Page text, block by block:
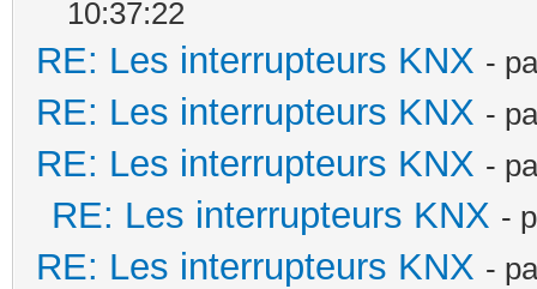
10:37:22
RE: Les interrupteurs KNX -
RE: Les interrupteurs KNX -
RE: Les interrupteurs KNX -
RE: Les interrupteurs KNX -
RE: Les interrupteurs KNX -